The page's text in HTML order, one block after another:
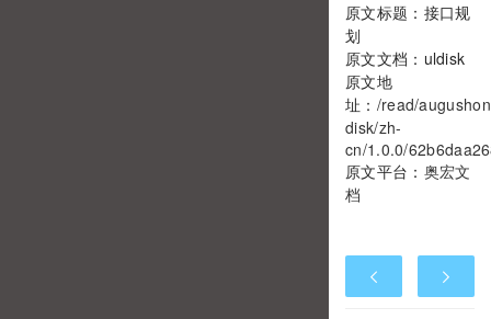
原文标题：接口规
划
原文文档：uldisk
原文地
址： /read/
disk/zh-
cn/1.0.0/
原文平台： 奥宏文
档